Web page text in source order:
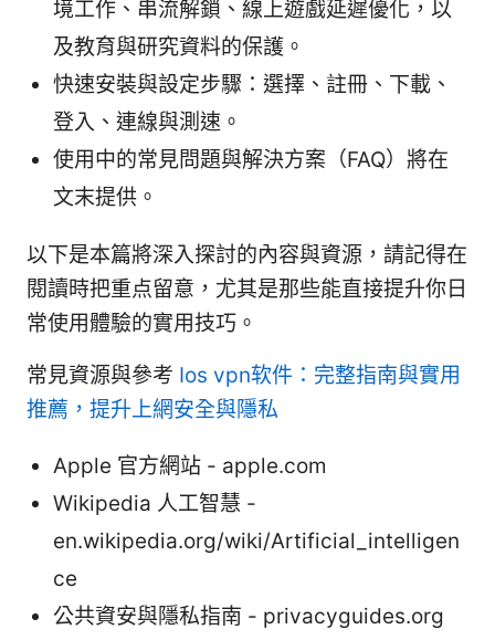
境工作、串流解鎖、線上遊戲延遲優化，以
及教育與研究資料的保護。
快速安裝與設定步驟：選擇、註冊、下載、
登入、連線與測速。
使用中的常見問題與解決方案（FAQ）將在
文末提供。
以下是本篇將深入探討的內容與資源，請記得在
閱讀時把重点留意，尤其是那些能直接提升你日
常使用體驗的實用技巧。
常見資源與參考 Ios vpn软件：完整指南與實用
推薦，提升上網安全與隱私
Apple 官方網站 - apple.com
Wikipedia 人工智慧 -
en.wikipedia.org/wiki/Artificial_intelligen
ce
公共資安與隱私指南 - privacyguides.org